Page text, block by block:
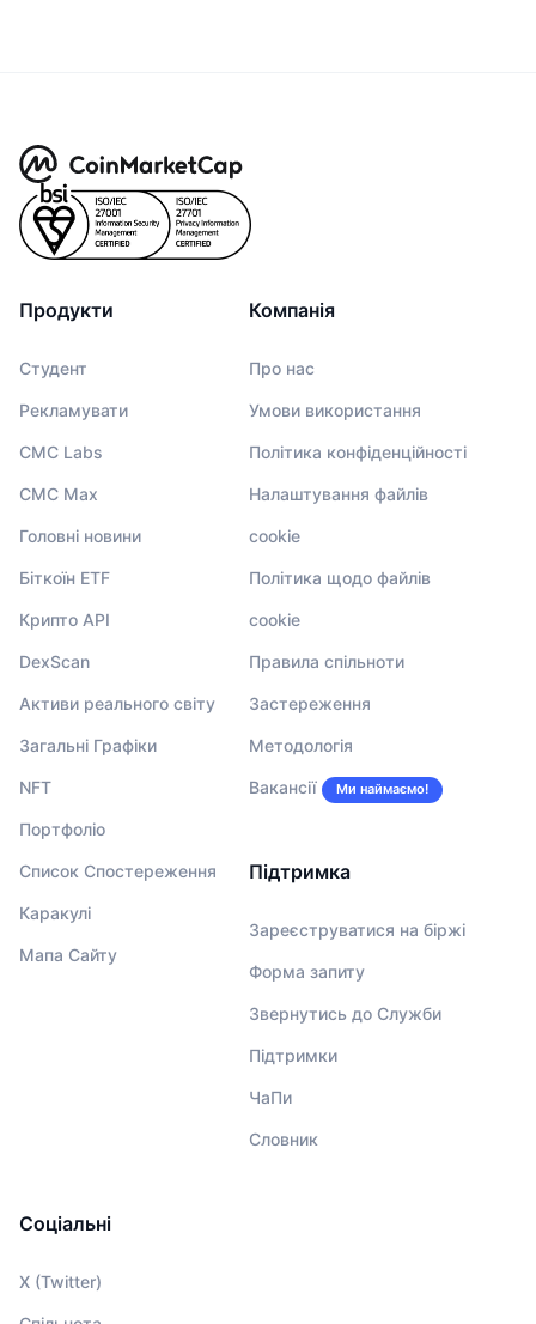
Продукти
Студент
Рекламувати
CMC Labs
CMC Max
Головні новини
Біткоїн ETF
Крипто API
DexScan
Активи реального світу
Загальні Графіки
NFT
Портфоліо
Список Спостереження
Каракулі
Мапа Сайту
Компанія
Про нас
Умови використання
Політика конфіденційності
Налаштування файлів
cookie
Політика щодо файлів
cookie
Правила спільноти
Застереження
Методологія
Вакансії Ми наймаємо!
Підтримка
Зареєструватися на біржі
Форма запиту
Звернутись до Служби
Підтримки
ЧаПи
Словник
Соціальні
X (Twitter)